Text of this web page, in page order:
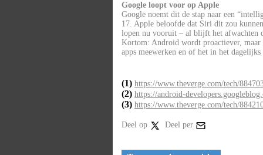
Google loopt voor op Apple
Google noemt dit de stap naar een
17. Apple beloofde dat Siri dit zou
lopen nu vooruit – al blijft het afwachten
Kortom: Android wordt proactiever, maar
apps meewerken en of het in het
(1) https://www.theverge.com/tech/
(2) https://android-
(3) https://www.theverge.com/tech/
Deel op Deel per